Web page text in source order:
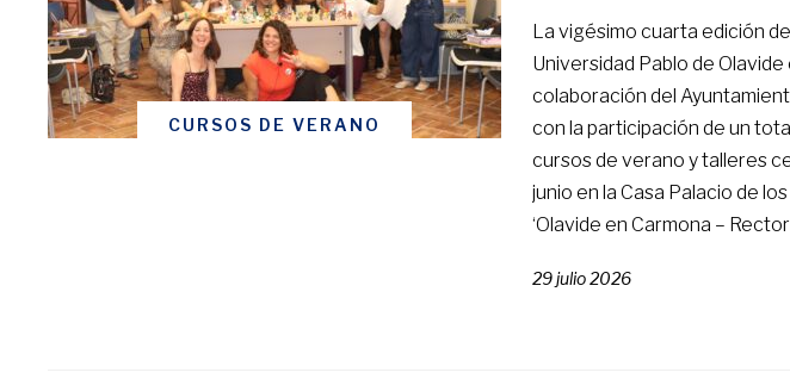
CURSOS DE VERANO
La vigésimo cuarta edición
Universidad Pablo de
colaboración del
con la participación de un
cursos de verano y talleres
junio en la Casa Palacio de
‘Olavide en Carmona –
29 julio 2026